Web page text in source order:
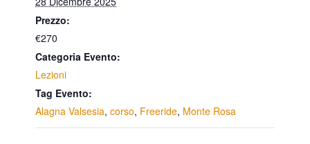
Prezzo:
€270
Categoria Evento:
Lezioni
Tag Evento:
Alagna Valsesia,corso, Freeride, Monte Rosa